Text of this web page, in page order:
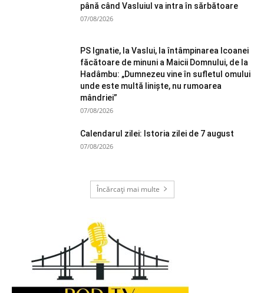
până când Vasluiul va intra în sărbătoare
07/08/2026
PS Ignatie, la Vaslui, la întâmpinarea Icoanei
făcătoare de minuni a Maicii Domnului, de la
Hadâmbu: „Dumnezeu vine în sufletul omului
unde este multă liniște, nu rumoarea
mândriei”
07/08/2026
Calendarul zilei: Istoria zilei de 7 august
07/08/2026
Încărcați mai multe